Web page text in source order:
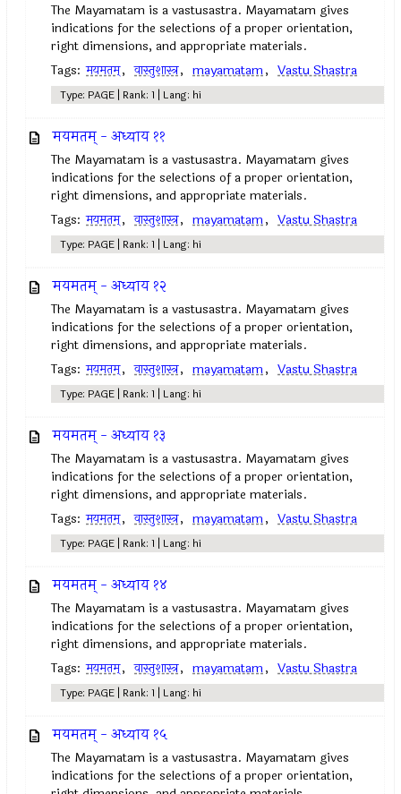
The Mayamatam is a vastusastra. Mayamatam gives
indications for the selections of a proper orientation,
right dimensions, and appropriate materials.
Tags: मयमतम्‌, वास्तुशास्त्र, mayamatam, Vastu Shastra
Type: PAGE | Rank: 1 | Lang: hi
मयमतम् - अध्याय ११
The Mayamatam is a vastusastra. Mayamatam gives
indications for the selections of a proper orientation,
right dimensions, and appropriate materials.
Tags: मयमतम्‌, वास्तुशास्त्र, mayamatam, Vastu Shastra
Type: PAGE | Rank: 1 | Lang: hi
मयमतम् - अध्याय १२
The Mayamatam is a vastusastra. Mayamatam gives
indications for the selections of a proper orientation,
right dimensions, and appropriate materials.
Tags: मयमतम्‌, वास्तुशास्त्र, mayamatam, Vastu Shastra
Type: PAGE | Rank: 1 | Lang: hi
मयमतम् - अध्याय १३
The Mayamatam is a vastusastra. Mayamatam gives
indications for the selections of a proper orientation,
right dimensions, and appropriate materials.
Tags: मयमतम्‌, वास्तुशास्त्र, mayamatam, Vastu Shastra
Type: PAGE | Rank: 1 | Lang: hi
मयमतम् - अध्याय १४
The Mayamatam is a vastusastra. Mayamatam gives
indications for the selections of a proper orientation,
right dimensions, and appropriate materials.
Tags: मयमतम्‌, वास्तुशास्त्र, mayamatam, Vastu Shastra
Type: PAGE | Rank: 1 | Lang: hi
मयमतम् - अध्याय १५
The Mayamatam is a vastusastra. Mayamatam gives
indications for the selections of a proper orientation,